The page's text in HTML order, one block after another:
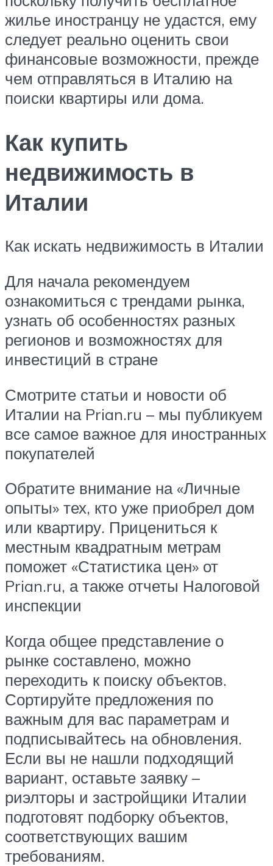
жилье иностранцу не удастся, ему
следует реально оценить свои
финансовые возможности, прежде
чем отправляться в Италию на
поиски квартиры или дома.
Как купить
недвижимость в
Италии
Как искать недвижимость в Италии
Для начала рекомендуем
ознакомиться с трендами рынка,
узнать об особенностях разных
регионов и возможностях для
инвестиций в стране
Смотрите статьи и новости об
Италии на Prian.ru – мы публикуем
все самое важное для иностранных
покупателей
Обратите внимание на «Личные
опыты» тех, кто уже приобрел дом
или квартиру. Прицениться к
местным квадратным метрам
поможет «Статистика цен» от
Prian.ru, а также отчеты Налоговой
инспекции
Когда общее представление о
рынке составлено, можно
переходить к поиску объектов.
Сортируйте предложения по
важным для вас параметрам и
подписывайтесь на обновления.
Если вы не нашли подходящий
вариант, оставьте заявку –
риэлторы и застройщики Италии
подготовят подборку объектов,
соответствующих вашим
требованиям.